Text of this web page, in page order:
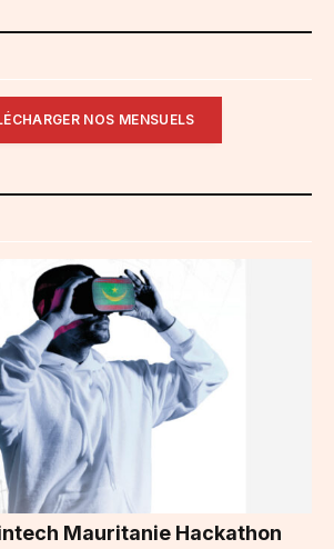
NOS MENSUELS
Mauritanie Hackathon